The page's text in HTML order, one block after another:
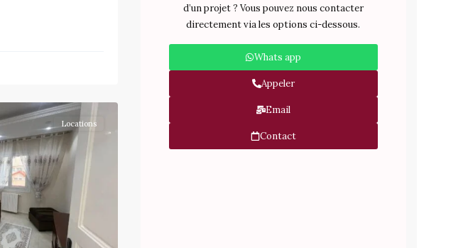
Locations
d’un projet ? Vous pouvez nous contacter
directement via les options ci-dessous.
Whats app
Appeler
Email
Contact